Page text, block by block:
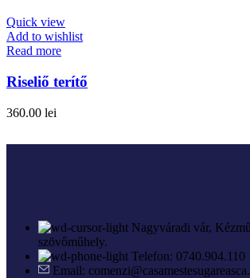
Quick view
Add to wishlist
Read more
Riseliő terítő
360.00 lei
Nagyváradi vár,
szövőműhely.
Telefon: 0740.904.110
Email: